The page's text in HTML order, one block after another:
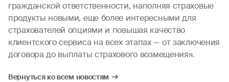
гражданской ответственности, наполняя страховые
продукты новыми, еще более интересными для
страхователей опциями и повышая качество
клиентского сервиса на всех этапах — от заключения
договора до выплаты страхового возмещения».
Вернуться ко всем новостям